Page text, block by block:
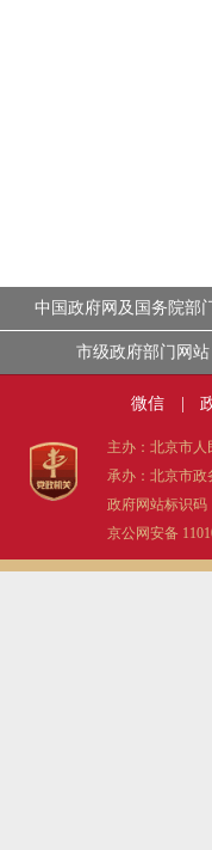
中国政府网及国务院部
市级政府部门网站
微信
主办：北京市人
承办：北京市政
政府网站标识码
京公网安备